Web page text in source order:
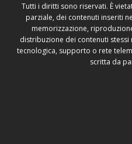
Tutti i diritti sono riservati. È
parziale, dei contenuti inseriti
memorizzazione,
distribuzione dei contenuti
tecnologica, supporto o rete
scritta da